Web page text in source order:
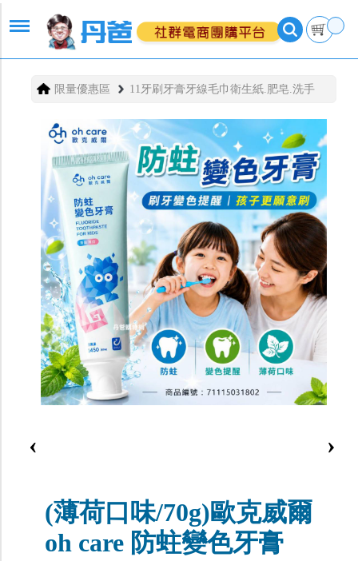
限量優惠區 11牙刷牙膏牙線毛巾衛生紙.肥皂.洗手
‹ ›
(薄荷口味/70g)歐克威爾
oh care 防蛀變色牙膏